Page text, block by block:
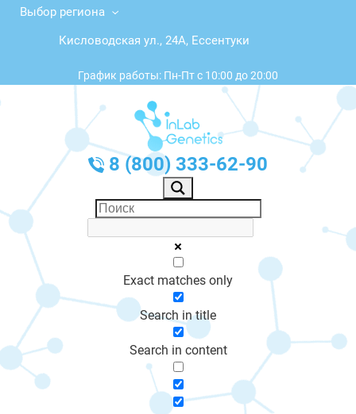
Выбор региона
Кисловодская ул., 24А, Ессентуки
График работы: Пн-Пт с 10:00 до 20:00
8 (800) 333-62-90
Exact matches only
Search in title
Search in content